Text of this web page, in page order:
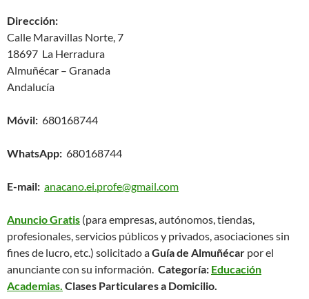
Dirección:
Calle Maravillas Norte, 7
18697 La Herradura
Almuñécar – Granada
Andalucía
Móvil: 680168744
WhatsApp: 680168744
E-mail: anacano.ei.profe@gmail.com
Anuncio Gratis (para empresas, autónomos, tiendas,
profesionales, servicios públicos y privados, asociaciones sin
fines de lucro, etc.) solicitado aGuía de Almuñécar por el
anunciante con su información. Categoría: Educación
Academias. Clases Particulares a Domicilio.